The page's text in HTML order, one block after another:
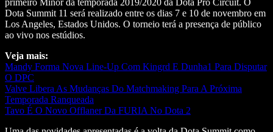
Dota Summit 11 será realizado entre os dias 7 e 10 de novembro em
Los Angeles, Estados Unidos. O torneio terá a presença de público
ao vivo nos estúdios.
Veja mais:
Mandy Forma Nova Line-Up Com Kingrd E Dunha1 Para Disputar
O DPC
Valve Libera As Mudanças Do Matchmaking Para A Próxima
Temporada Ranqueada
Tavo É O Novo Offlaner Da FURIA No Dota 2